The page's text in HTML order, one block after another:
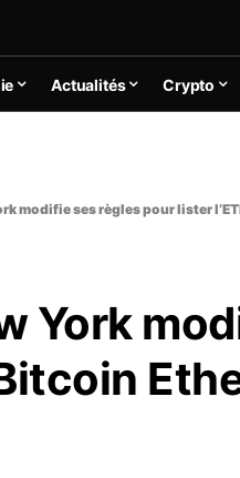
Actualités Crypto
modifie ses règles pour lister
York